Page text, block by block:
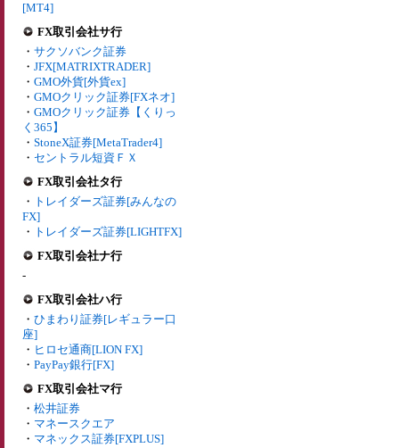
[MT4]
FX取引会社サ行
・ サクソバンク証券
・ JFX[MATRIXTRADER]
・ GMO外貨[外貨ex]
・ GMOクリック証券[FXネオ]
・ GMOクリック証券【くりっ
く365】
・ StoneX証券[MetaTrader4]
・ セントラル短資ＦＸ
FX取引会社タ行
・ トレイダーズ証券[みんなの
FX]
・ トレイダーズ証券[LIGHTFX]
FX取引会社ナ行
-
FX取引会社ハ行
・ ひまわり証券[レギュラー口
座]
・ ヒロセ通商[LION FX]
・ PayPay銀行[FX]
FX取引会社マ行
・ 松井証券
・ マネースクエア
・ マネックス証券[FXPLUS]